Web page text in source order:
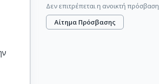
Δεν επιτρέπεται η ανοικτή πρόσβαση
Αίτημα Πρόσβασης